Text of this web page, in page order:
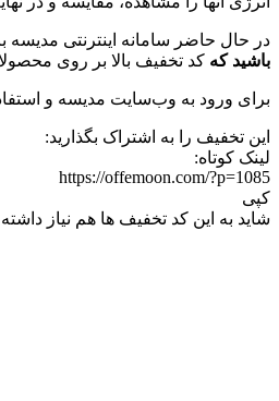
در حال حاضر سامانه اینترنتی مدیسه
باشید که کد تخفیف بالا بر روی
برای ورود به وب‌سایت مدیسه و
این تخفیف را به اشتراک بگذارید:
لینک کوتاه:
https://offemoon.com/?p=1085
کپی
شاید به این کد تخفیف ها هم نیاز داشته